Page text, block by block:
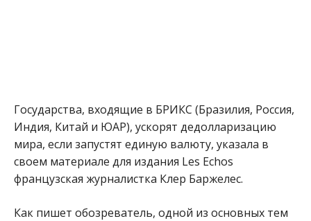
Государства, входящие в БРИКС (Бразилия, Россия,
Индия, Китай и ЮАР), ускорят дедолларизацию
мира, если запустят единую валюту, указала в
своем материале для издания Les Echos
французская журналистка Клер Баржелес.
Как пишет обозреватель, одной из основных тем